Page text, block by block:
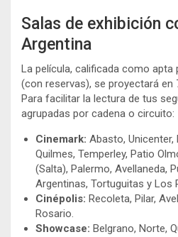
Salas de exhibición
Argentina
La película, calificada como
(con reservas), se proyectará en
Para facilitar la lectura de tus
agrupadas por cadena o circuito:
Cinemark: Abasto, Unicenter,
Quilmes, Temperley, Patio
(Salta), Palermo, Avellaneda,
Argentinas, Tortuguitas y Los
Cinépolis: Recoleta, Pilar,
Rosario.
Showcase: Belgrano, Norte,